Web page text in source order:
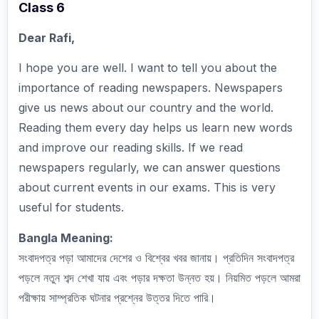
Class 6
Dear Rafi,
I hope you are well. I want to tell you about the
importance of reading newspapers. Newspapers
give us news about our country and the world.
Reading them every day helps us learn new words
and improve our reading skills. If we read
newspapers regularly, we can answer questions
about current events in our exams. This is very
useful for students.
Bangla Meaning:
সংবাদপত্র পড়া আমাদের দেশের ও বিশ্বের খবর জানায়। প্রতিদিন সংবাদপত্র
পড়লে নতুন শব্দ শেখা যায় এবং পড়ার দক্ষতা উন্নত হয়। নিয়মিত পড়লে আমরা
পরীক্ষায় সাম্প্রতিক ঘটনার প্রশ্নের উত্তর দিতে পারি।